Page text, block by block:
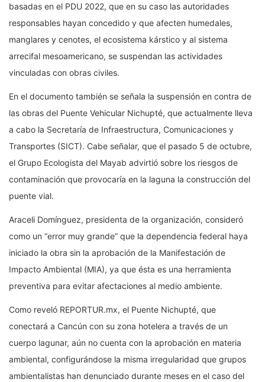
basadas en el PDU 2022, que en su caso las autoridades
responsables hayan concedido y que afecten humedales,
manglares y cenotes, el ecosistema kárstico y al sistema
arrecifal mesoamericano, se suspendan las actividades
vinculadas con obras civiles.
En el documento también se señala la suspensión en contra de
las obras del Puente Vehicular Nichupté, que actualmente lleva
a cabo la Secretaría de Infraestructura, Comunicaciones y
Transportes (SICT). Cabe señalar, que el pasado 5 de octubre,
el Grupo Ecologista del Mayab advirtió sobre los riesgos de
contaminación que provocaría en la laguna la construcción del
puente vial.
Araceli Domínguez, presidenta de la organización, consideró
como un “error muy grande” que la dependencia federal haya
iniciado la obra sin la aprobación de la Manifestación de
Impacto Ambiental (MIA), ya que ésta es una herramienta
preventiva para evitar afectaciones al medio ambiente.
Como reveló REPORTUR.mx, el Puente Nichupté, que
conectará a Cancún con su zona hotelera a través de un
cuerpo lagunar, aún no cuenta con la aprobación en materia
ambiental, configurándose la misma irregularidad que grupos
ambientalistas han denunciado durante meses en el caso del